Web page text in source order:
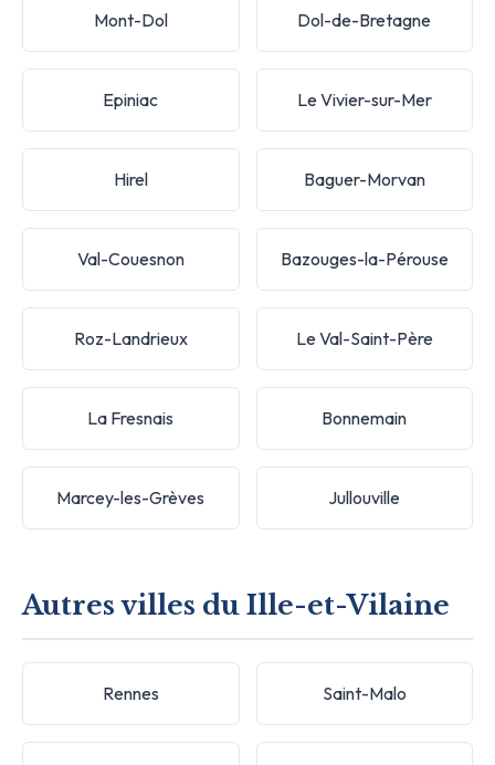
Mont-Dol Dol-de-Bretagne
Epiniac Le Vivier-sur-Mer
Hirel Baguer-Morvan
Val-Couesnon Bazouges-la-Pérouse
Roz-Landrieux Le Val-Saint-Père
La Fresnais Bonnemain
Marcey-les-Grèves Jullouville
Autres villes du Ille-et-Vilaine
Rennes Saint-Malo